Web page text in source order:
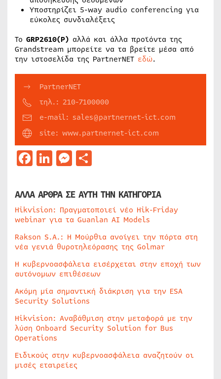
Υποστηρίζει 5-way audio conferencing για
εύκολες συνδιαλέξεις
Το GRP2610(P) αλλά και άλλα προϊόντα της
Grandstream μπορείτε να τα βρείτε μέσα από
την ιστοσελίδα της PartnerNET εδώ.
PartnerNET
τηλ.: 210-7100000
e-mail: sales@partnernet-ict.com
site: www.partnernet-ict.com
Facebook
LinkedIn
Messenger
ΑΛΛΑ ΑΡΘΡΑ ΣΕ ΑΥΤΗ ΤΗΝ ΚΑΤΗΓΟΡΙΑ
Hikvision: Πραγματοποιεί νέο Hik-Friday
webinar για τα Guanlan AI Models
Rakson S.A.: Η Μούρθια ανοίγει την πόρτα στη
νέα γενιά θυροτηλεόρασης της Golmar
Η κυβερνοασφάλεια εισέρχεται στην εποχή των
αυτόνομων επιθέσεων
Ακόμη μία σημαντική διάκριση για την ESA
Security Solutions
Hikvision: Αναβάθμιση στην μεταφορά με την
λύση Onboard Security Solution for Bus
Operations
Ειδικούς στην κυβερνοασφάλεια αναζητούν οι
μισές εταιρείες